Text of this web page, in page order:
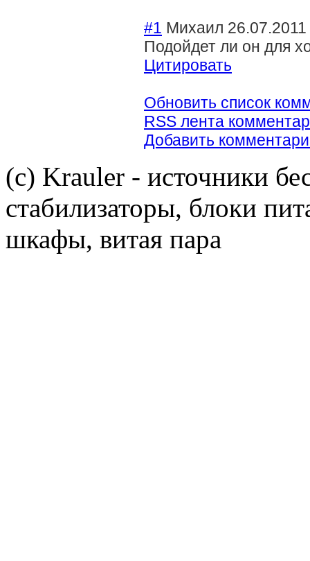
#1 Михаил
Подойдет ли он для
Цитировать
Обновить список
RSS лента
Добавить
(c) Krauler - источники
стабилизаторы, блоки
шкафы, витая пара